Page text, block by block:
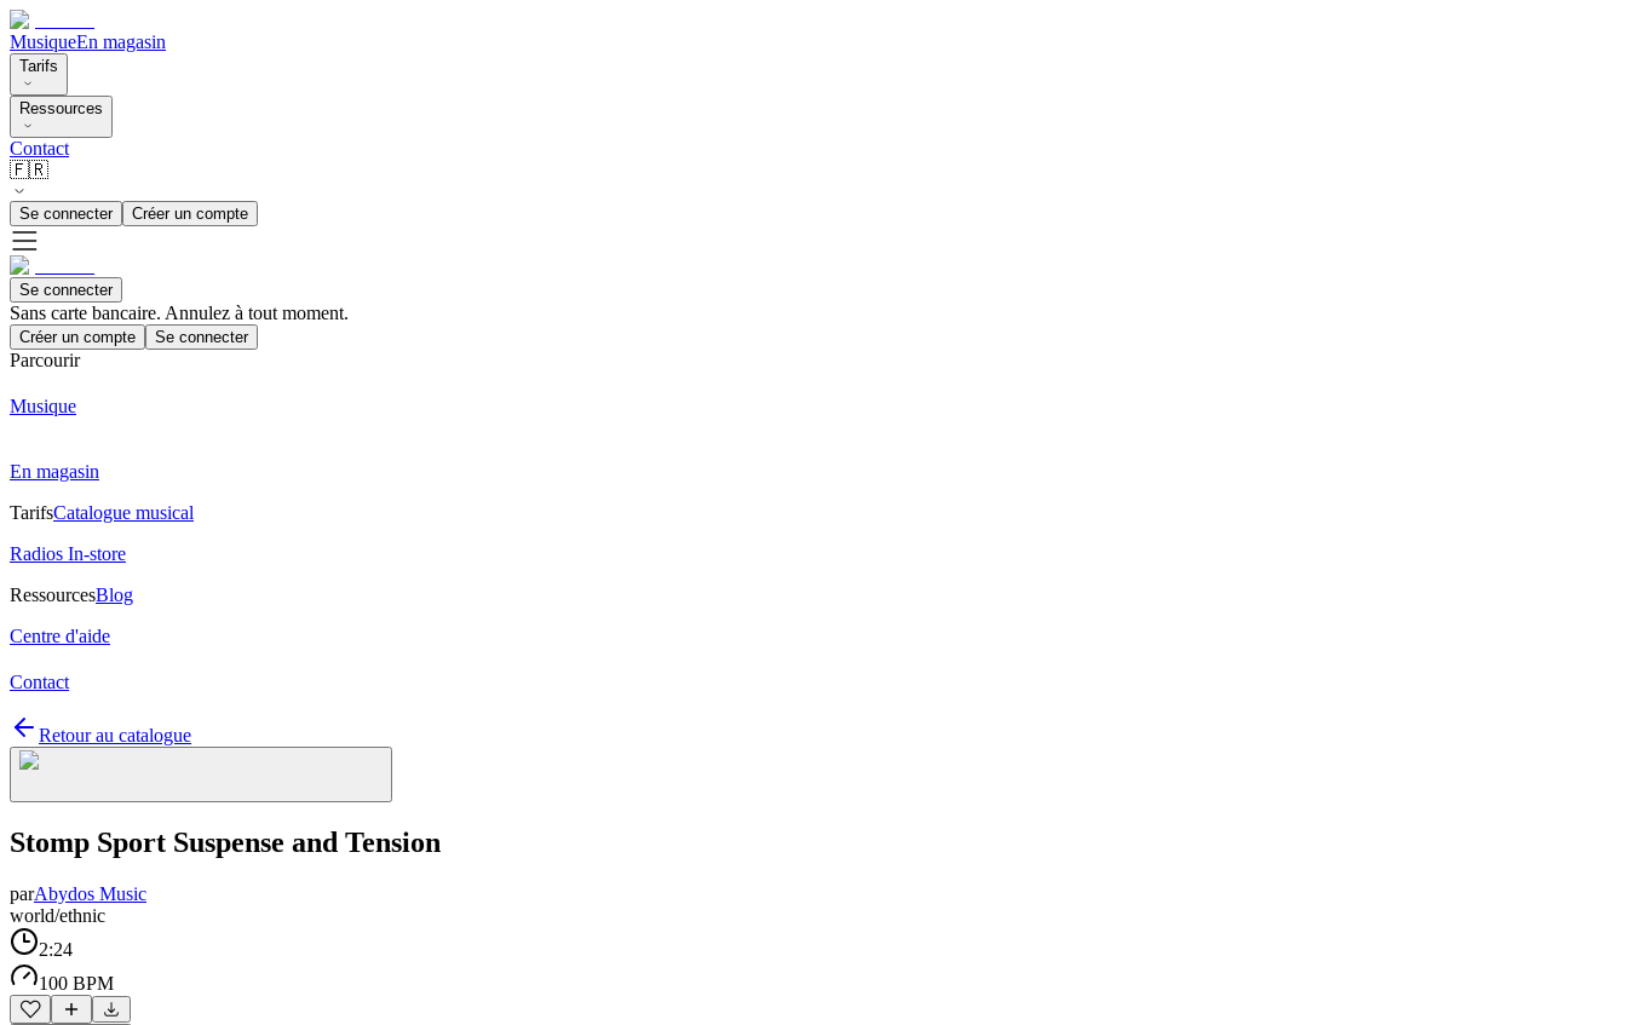
MusiqueEn magasin
Tarifs
Ressources
Contact
🇫🇷
Se connecter Créer un compte
Se connecter
Sans carte bancaire. Annulez à tout moment.
Créer un compte Se connecter
Parcourir
Musique
En magasin
TarifsCatalogue musical
Radios In-store
RessourcesBlog
Centre d'aide
Contact
Retour au catalogue
Stomp Sport Suspense and Tension
parAbydos Music
world/ethnic
2:24
100 BPM